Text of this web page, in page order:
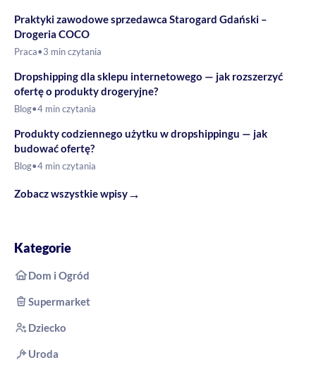
Praktyki zawodowe sprzedawca Starogard Gdański –
Drogeria COCO
Praca•3 min czytania
Dropshipping dla sklepu internetowego — jak rozszerzyć
ofertę o produkty drogeryjne?
Blog•4 min czytania
Produkty codziennego użytku w dropshippingu — jak
budować ofertę?
Blog•4 min czytania
Zobacz wszystkie wpisy→
Kategorie
Dom i Ogród
Supermarket
Dziecko
Uroda